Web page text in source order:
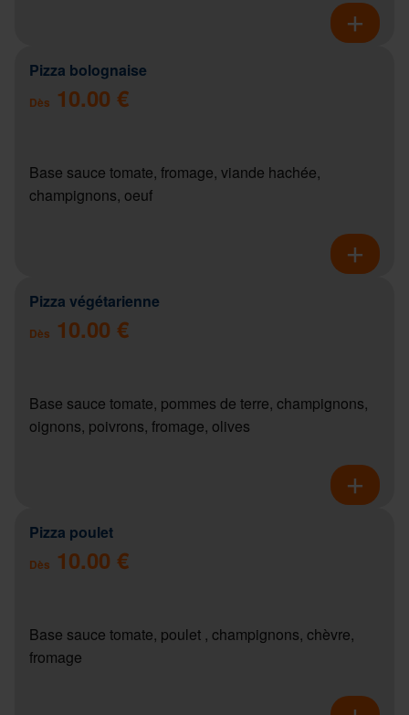
Pizza bolognaise
Dès 10.00 €
Base sauce tomate, fromage, viande hachée,
champignons, oeuf
Pizza végétarienne
Dès 10.00 €
Base sauce tomate, pommes de terre, champignons,
oignons, poivrons, fromage, olives
Pizza poulet
Dès 10.00 €
Base sauce tomate, poulet , champignons, chèvre,
fromage